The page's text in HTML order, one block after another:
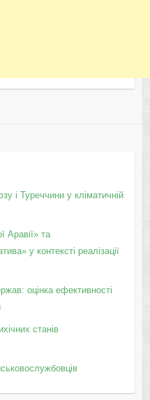
і Туреччини у кліматичній
Аравії» та
у контексті реалізації
оцінка ефективності
станів